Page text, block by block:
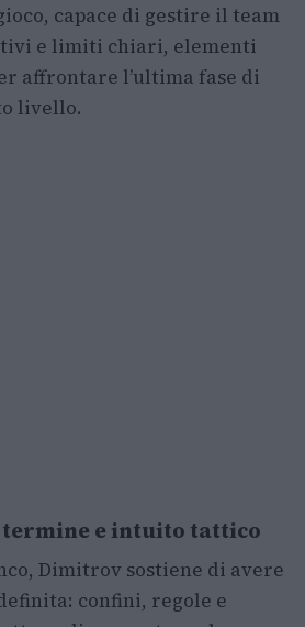
capace di gestire il team
e limiti chiari, elementi
affrontare l’ultima fase di
livello.
termine e intuito tattico
Dimitrov sostiene di avere
confini, regole e